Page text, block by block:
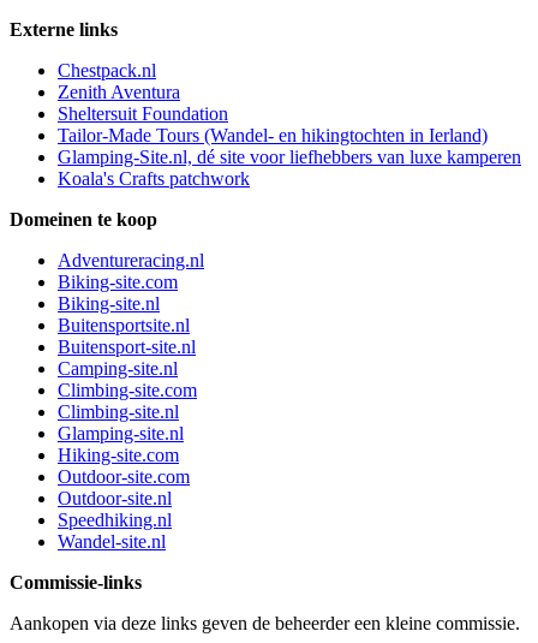
Externe links
Chestpack.nl
Zenith Aventura
Sheltersuit Foundation
Tailor-Made Tours (Wandel- en hikingtochten in Ierland)
Glamping-Site.nl, dé site voor liefhebbers van luxe kamperen
Koala's Crafts patchwork
Domeinen te koop
Adventureracing.nl
Biking-site.com
Biking-site.nl
Buitensportsite.nl
Buitensport-site.nl
Camping-site.nl
Climbing-site.com
Climbing-site.nl
Glamping-site.nl
Hiking-site.com
Outdoor-site.com
Outdoor-site.nl
Speedhiking.nl
Wandel-site.nl
Commissie-links
Aankopen via deze links geven de beheerder een kleine commissie.